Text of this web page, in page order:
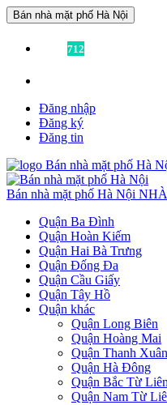
Bán nhà mặt phố Hà Nội
712
Đăng nhập
Đăng ký
Đăng tin
Bán nhà mặt phố Hà Nội
Quận Ba Đình
Quận Hoàn Kiếm
Quận Hai Bà Trưng
Quận Đống Đa
Quận Cầu Giấy
Quận Tây Hồ
Quận khác
Quận Long Biên
Quận Hoàng Mai
Quận Thanh Xuân
Quận Hà Đông
Quận Bắc Từ
Quận Nam Từ